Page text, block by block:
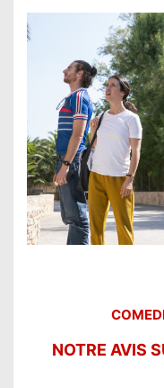
NOTRE AVIS